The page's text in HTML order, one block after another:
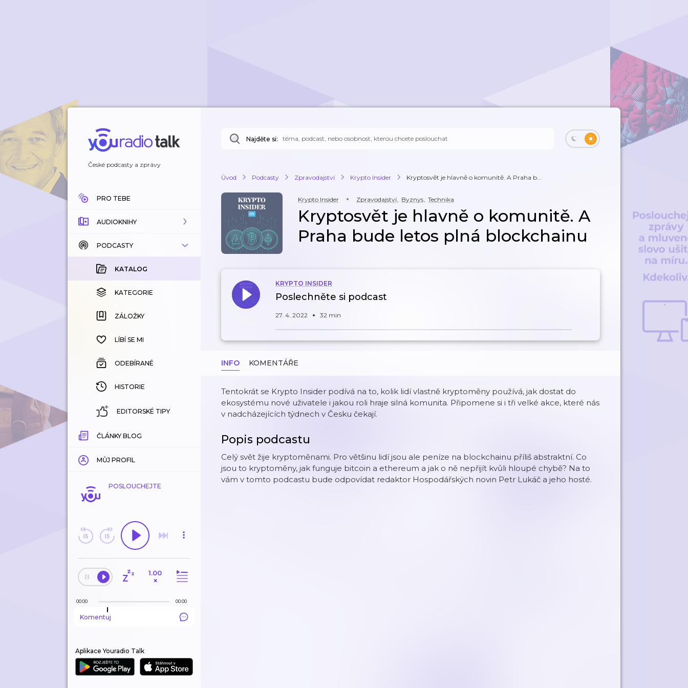
České podcasty a zprávy
PRO TEBE
AUDIOKNIHY
KATALOG
KOUPENÉ
KATEGORIE
ZÁLOŽKY
HISTORIE
PODCASTY
KATALOG
KATEGORIE
ZÁLOŽKY
LÍBÍ SE MI
ODEBÍRANÉ
HISTORIE
EDITORSKÉ TIPY
ČLÁNKY BLOG
MŮJ PROFIL
POSLOUCHEJTE
1.00
×
00:00 00:00
Komentuj
Aplikace Youradio Talk
Najděte si:
Úvod Podcasty Zpravodajství Krypto Insider Kryptosvět je hlavně o komunitě. A Praha b...
Krypto Insider Zpravodajství, Byznys, Technika
Kryptosvět je hlavně o komunitě. A
Praha bude letos plná blockchainu
KRYPTO INSIDER
Poslechněte si podcast
27. 4. 2022 32 min
INFO KOMENTÁŘE
Tentokrát se Krypto Insider podívá na to, kolik lidí vlastně kryptoměny používá, jak dostat do
ekosystému nové uživatele i jakou roli hraje silná komunita. Připomene si i tři velké akce, které nás
v nadcházejících týdnech v Česku čekají.
Popis podcastu
Celý svět žije kryptoměnami. Pro většinu lidí jsou ale peníze na blockchainu příliš abstraktní. Co
jsou to kryptoměny, jak funguje bitcoin a ethereum a jak o ně nepřijít kvůli hloupé chybě? Na to
vám v tomto podcastu bude odpovídat redaktor Hospodářských novin Petr Lukáč a jeho hosté.